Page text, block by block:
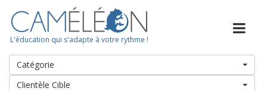
L'éducation qui s'adapte à votre rythme !
Catégorie
Clientèle Cible